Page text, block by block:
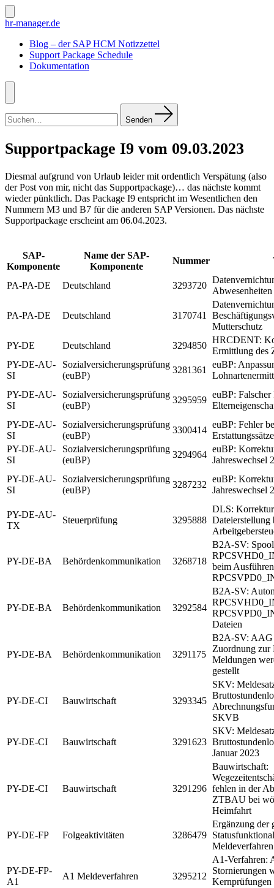
Zum
Inhalt
Suche
ein-/ausblenden
hr-manager.de
Blog – der SAP HCM Notizzettel
Support Package Schedule
Dokumentation
Menü
nach:
Senden
Supportpackage I9 vom 09.03.2023
Diesmal aufgrund von Urlaub leider mit ordentlich Verspätung (also
der Post von mir, nicht das Supportpackage)… das nächste kommt
wieder pünktlich. Das Package I9 entspricht im Wesentlichen den
Nummern M3 und B7 für die anderen SAP Versionen. Das nächste
Supportpackage erscheint am 06.04.2023.
SAP-
Komponente
Name der SAP-
Komponente
Nummer
PA-PA-DE Deutschland 3293720
Abwesenheiten
PA-PA-DE Deutschland 3170741
Mutterschutz
PY-DE
Deutschland 3294850
HRCDENT:
Ermittlung des
PY-DE-AU-
SI
Sozialversicherungsprüfung
(euBP)
3281361
euBP:
PY-DE-AU-
SI
Sozialversicherungsprüfung
(euBP)
3295959
euBP: Falscher
PY-DE-AU-
SI
Sozialversicherungsprüfung
(euBP)
3300414
euBP: Fehler
PY-DE-AU-
SI
Sozialversicherungsprüfung
(euBP)
3294964
euBP:
Jahreswechsel
PY-DE-AU-
SI
Sozialversicherungsprüfung
(euBP)
3287232
euBP:
Jahreswechsel
PY-DE-AU-
TX
Steuerprüfung 3295888
DLS:
Dateierstellung
PY-DE-BA Behördenkommunikation 3268718
B2A-SV:
beim
PY-DE-BA Behördenkommunikation 3292584
B2A-SV:
Dateien
PY-DE-BA Behördenkommunikation 3291175
B2A-SV: AAG
Zuordnung zur
Meldungen
gestellt
PY-DE-CI Bauwirtschaft 3293345
SKV:
SKVB
PY-DE-CI Bauwirtschaft 3291623
SKV:
Januar 2023
PY-DE-CI Bauwirtschaft 3291296
Bauwirtschaft:
fehlen in der
ZTBAU bei
Heimfahrt
PY-DE-FP Folgeaktivitäten 3286479
Ergänzung der
PY-DE-FP-
A1
A1 Meldeverfahren 3295212
A1-Verfahren:
Stornierungen